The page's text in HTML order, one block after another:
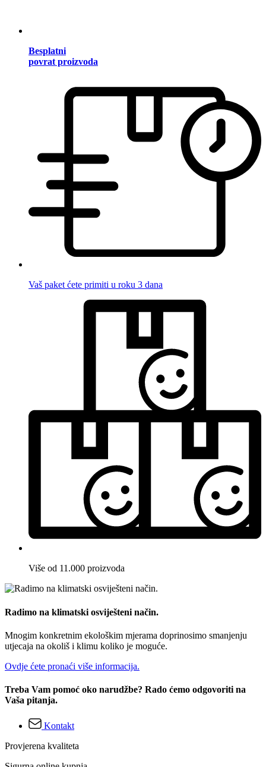
Besplatni
povrat proizvoda
Vaš paket ćete primiti u roku 3 dana
Više od 11.000 proizvoda
Radimo na klimatski osviješteni način.
Mnogim konkretnim ekološkim mjerama doprinosimo smanjenju
utjecaja na okoliš i klimu koliko je moguće.
Ovdje ćete pronaći više informacija.
Treba Vam pomoć oko narudžbe? Rado ćemo odgovoriti na
Vaša pitanja.
Kontakt
Provjerena kvaliteta